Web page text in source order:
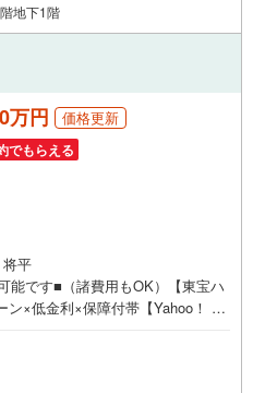
地下1階
万円 価格更新
でもらえる
平
能です■（諸費用もOK）【東宝ハ
ン×低金利×保障付帯【Yahoo！ 不
る「Yahoo！ 不動産 物件ご成約
ります。「資料をもらう」「見